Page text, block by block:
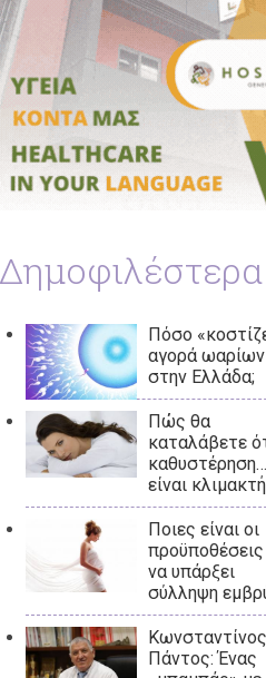
Δημοφιλέστερα
Πόσο
αγορά ωαρίων
στην Ελλάδα;
Πώς θα
καταλάβετε
καθυστέρηση…
είναι
Ποιες είναι οι
προϋποθέσεις
να υπάρξει
σύλληψη
Κωνσταντίνος
Πάντος: Ένας